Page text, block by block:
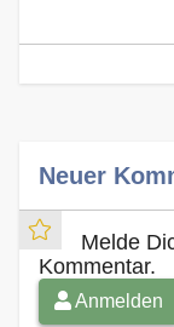
Neuer
Melde
Kommentar.
Anmelden